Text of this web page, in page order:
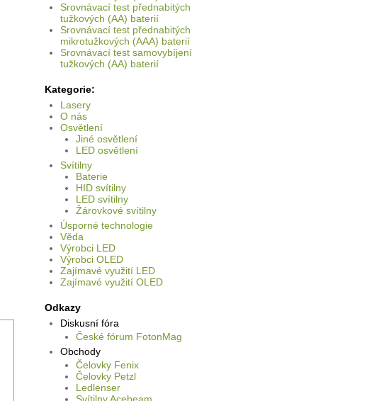
Srovnávací test přednabitých
tužkových (AA) baterií
Srovnávací test přednabitých
mikrotužkových (AAA) baterií
Srovnávací test samovybíjení
tužkových (AA) baterií
Kategorie:
Lasery
O nás
Osvětlení
Jiné osvětlení
LED osvětlení
Svítilny
Baterie
HID svítilny
LED svítilny
Žárovkové svítilny
Úsporné technologie
Věda
Výrobci LED
Výrobci OLED
Zajímavé využití LED
Zajímavé využití OLED
Odkazy
Diskusní fóra
České fórum FotonMag
Obchody
Čelovky Fenix
Čelovky Petzl
Ledlenser